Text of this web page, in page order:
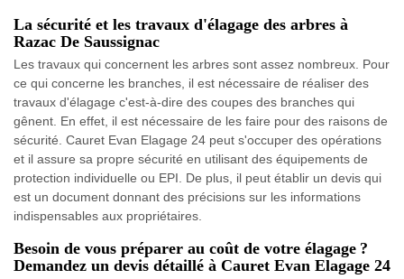
La sécurité et les travaux d'élagage des arbres à
Razac De Saussignac
Les travaux qui concernent les arbres sont assez nombreux. Pour
ce qui concerne les branches, il est nécessaire de réaliser des
travaux d'élagage c'est-à-dire des coupes des branches qui
gênent. En effet, il est nécessaire de les faire pour des raisons de
sécurité. Cauret Evan Elagage 24 peut s'occuper des opérations
et il assure sa propre sécurité en utilisant des équipements de
protection individuelle ou EPI. De plus, il peut établir un devis qui
est un document donnant des précisions sur les informations
indispensables aux propriétaires.
Besoin de vous préparer au coût de votre élagage ?
Demandez un devis détaillé à Cauret Evan Elagage 24